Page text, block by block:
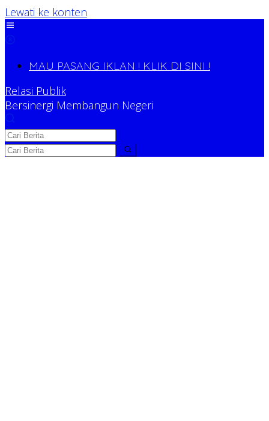
Lewati ke konten
MAU PASANG IKLAN ! KLIK DI SINI !
Relasi Publik
Bersinergi Membangun Negeri